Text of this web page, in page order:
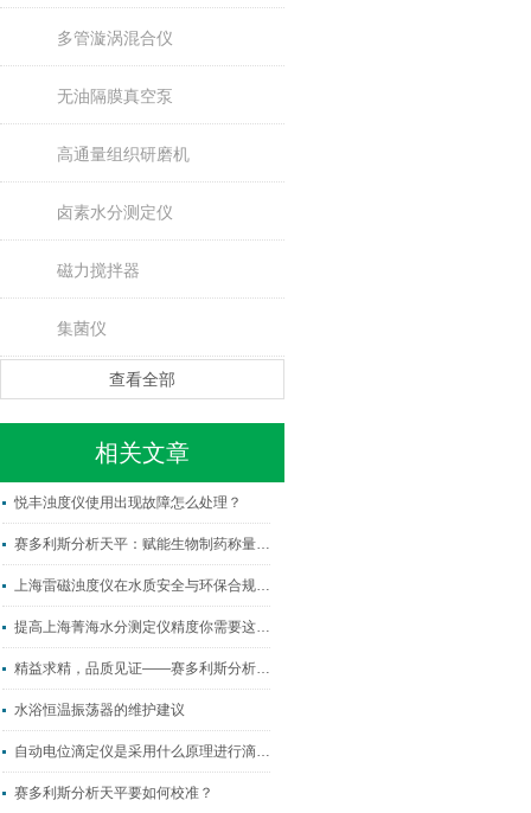
多管漩涡混合仪
无油隔膜真空泵
高通量组织研磨机
卤素水分测定仪
磁力搅拌器
集菌仪
查看全部
相关文章
悦丰浊度仪使用出现故障怎么处理？
赛多利斯分析天平：赋能生物制药称量的“纯净卫士”
上海雷磁浊度仪在水质安全与环保合规中的关键作用
提高上海菁海水分测定仪精度你需要这样做！
精益求精，品质见证——赛多利斯分析天平
水浴恒温振荡器的维护建议
自动电位滴定仪是采用什么原理进行滴定的？
赛多利斯分析天平要如何校准？